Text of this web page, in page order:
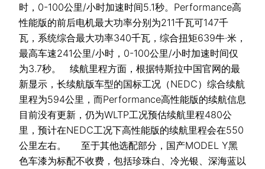
时，0-100公里/小时加速时间5.1秒。Performance高
性能版的前后电机最大功率分别为211千瓦可147千
瓦，系统综合最大功率340千瓦，综合扭矩639牛·米，
最高车速241公里/小时，0-100公里/小时加速时间仅
为3.7秒。 续航里程方面，根据特斯拉中国官网的最
新显示，长续航版车型的国标工况（NEDC）综合续航
里程为594公里，而Performance高性能版的续航信息
目前没有更新，仍为WLTP工况预估续航里程480公
里，预计在NEDC工况下高性能版的续航里程会在550
公里左右。 至于其他选配部分，国产MODEL Y黑
色车漆为标配不收费，包括珍珠白、冷光银、深海蓝以